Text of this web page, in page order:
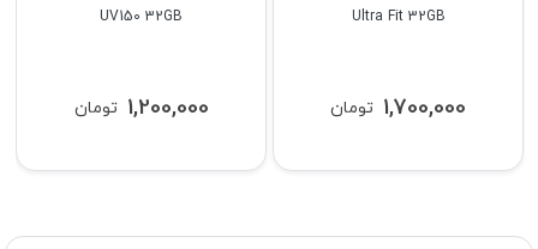
UV150 32GB
تومان 1,200,000
Ultra Fit 32GB
تومان 1,700,000